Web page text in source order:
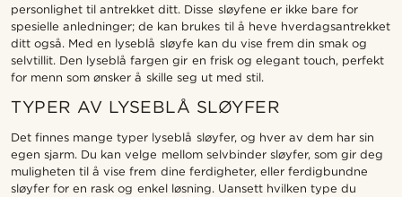
personlighet til antrekket ditt. Disse sløyfene er ikke bare for
spesielle anledninger; de kan brukes til å heve hverdagsantrekket
ditt også. Med en lyseblå sløyfe kan du vise frem din smak og
selvtillit. Den lyseblå fargen gir en frisk og elegant touch, perfekt
for menn som ønsker å skille seg ut med stil.
TYPER AV LYSEBLÅ SLØYFER
Det finnes mange typer lyseblå sløyfer, og hver av dem har sin
egen sjarm. Du kan velge mellom selvbinder sløyfer, som gir deg
muligheten til å vise frem dine ferdigheter, eller ferdigbundne
sløyfer for en rask og enkel løsning. Uansett hvilken type du